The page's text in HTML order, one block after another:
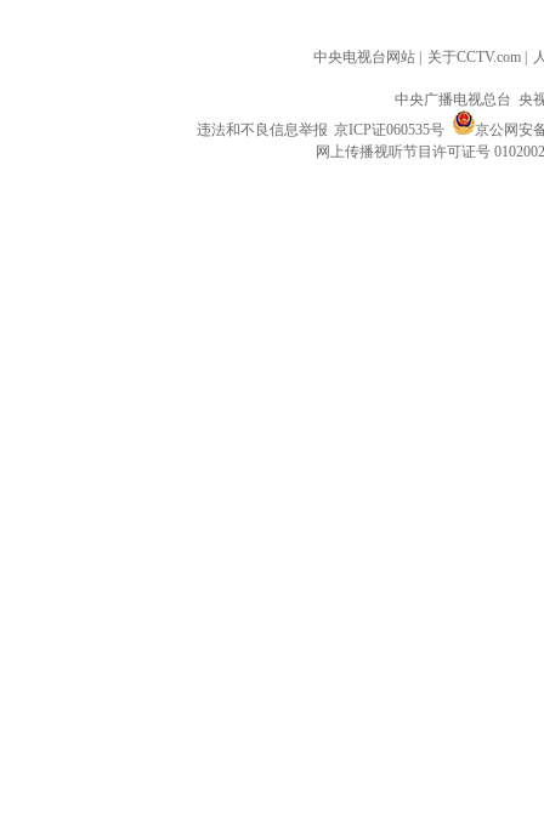
中央电视台网站 关于CCTV.com
中央广播电视总台 央
违法和不良信息举报 京ICP证060535号
京公网安
网上传播视听节目许可证号